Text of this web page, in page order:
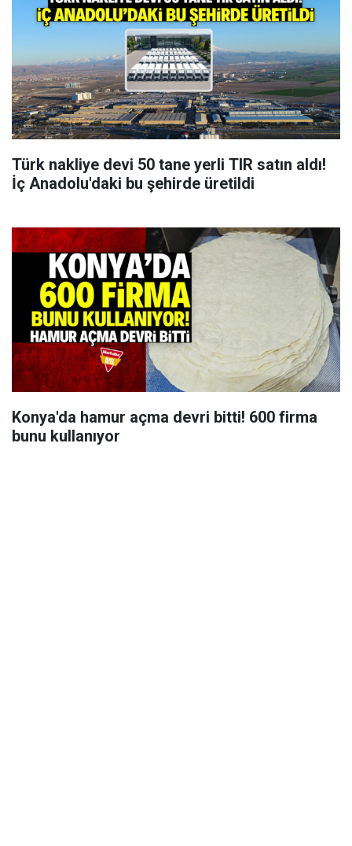
Türk nakliye devi 50 tane yerli TIR satın aldı!
İç Anadolu'daki bu şehirde üretildi
Konya'da hamur açma devri bitti! 600 firma
bunu kullanıyor